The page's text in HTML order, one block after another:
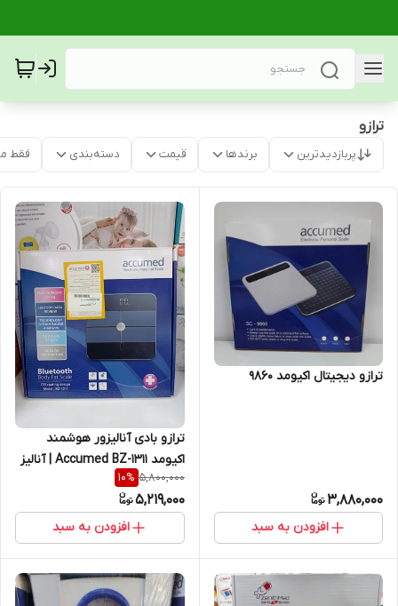
ترازو
پربازدیدترین برندها قیمت دسته‌بندی فقط
ترازو دیجیتال اکیومد 9860
3,880,000
افزودن به سبد
ترازو بادی آنالیزور هوشمند
اکیومد Accumed BZ-1311 | آنالیز
۱۸ شاخص بدن با اپلیکیشن
موبایل و بلوتوث
5,800,000
10%
5,219,000
افزودن به سبد